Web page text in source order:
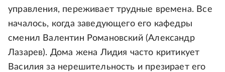
управления, переживает трудные времена. Все
началось, когда заведующего его кафедры
сменил Валентин Романовский (Александр
Лазарев). Дома жена Лидия часто критикует
Василия за нерешительность и презирает его